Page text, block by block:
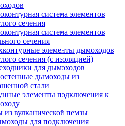
система элементов
сечения
система элементов
сечения
элементы дымоходов
сечения (с изоляцией)
для дымоходов
дымоходы из
стали
элементы подключения к
вулканической пемзы
для подключения